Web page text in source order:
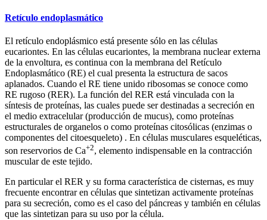
Retículo endoplasmático
El retículo endoplásmico está presente sólo en las células
eucariontes. En las células eucariontes, la membrana nuclear externa
de la envoltura, es continua con la membrana del Retículo
Endoplasmático (RE) el cual presenta la estructura de sacos
aplanados. Cuando el RE tiene unido ribosomas se conoce como
RE rugoso (RER). La función del RER está vinculada con la
síntesis de proteínas, las cuales puede ser destinadas a secreción en
el medio extracelular (producción de mucus), como proteínas
estructurales de organelos o como proteínas citosólicas (enzimas o
componentes del citoesqueleto) . En células musculares esqueléticas,
son reservorios de Ca+2, elemento indispensable en la contracción
muscular de este tejido.
En particular el RER y su forma característica de cisternas, es muy
frecuente encontrar en células que sintetizan activamente proteínas
para su secreción, como es el caso del páncreas y también en células
que las sintetizan para su uso por la célula.